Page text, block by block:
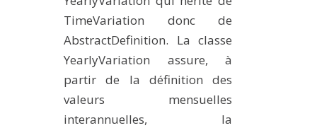
TimeVariation donc de
AbstractDefinition. La classe
YearlyVariation assure, à
partir de la définition des
valeurs mensuelles
interannuelles, la